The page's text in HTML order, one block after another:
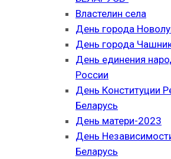
Властелин села
День города
День города
День единения
России
День Конституции
Беларусь
День матери-2023
День
Беларусь